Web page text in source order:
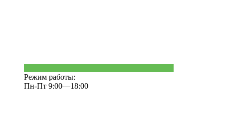
Режим работы:
Пн-Пт 9:00—18:00